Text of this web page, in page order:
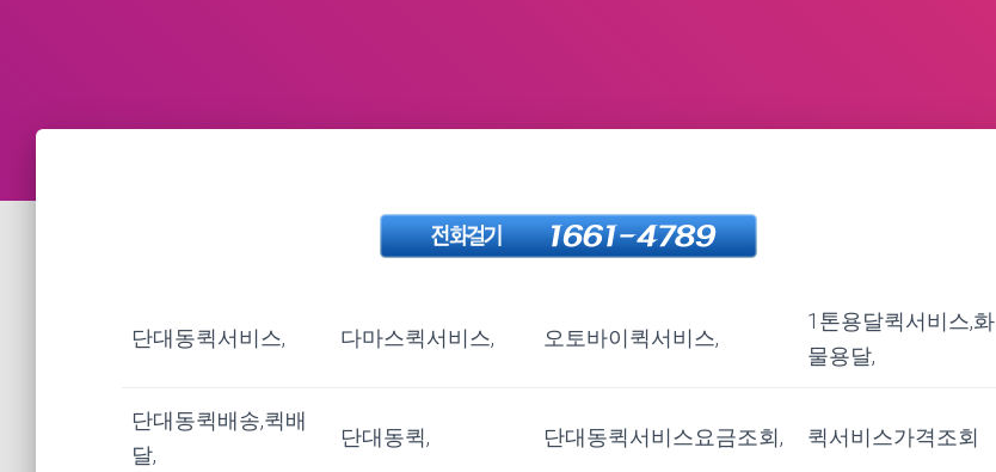
단대동퀵서비스, 다마스퀵서비스, 오토바이퀵서비스,
1톤용달퀵서비스,화
물용달,
단대동퀵배송,퀵배
달,
단대동퀵, 단대동퀵서비스요금조회, 퀵서비스가격조회